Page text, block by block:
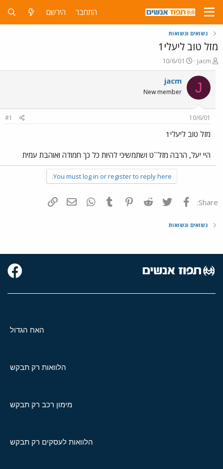
התחבר הירשם
נשואים ונשואות
מזל טוב ליעלי1
פ
ו
ת
ח
ה
ש
א
jacm
פ
ו
ר
10/6/01
J
jacm
New member
10/6/01
#1
מזל טוב ליעלי1
היי יעל, הרבה מזל``ט ושתמשיכי להיות כל כך חמודה ואוהבת עמית
You must log in or register to reply here.
Share: פייסבוק Twitter
Reddit
Pinterest
Tumblr
WhatsAppדואר אלקטרוני
נשואים ונשואות
האח הגדול
הלוואות רק תבקש
מימון רכב רק תבקש
הלוואות לעסקים רק תבקש